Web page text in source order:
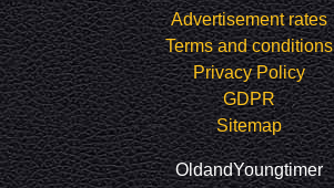
Advertisement rates
Terms and conditions
Privacy Policy
GDPR
Sitemap
OldandYoungtimer